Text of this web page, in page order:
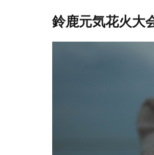
鈴鹿元気花火大